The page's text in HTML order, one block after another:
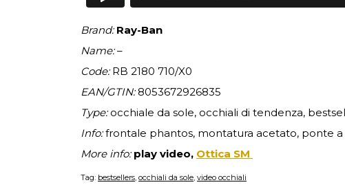
Brand:Ray-Ban
Name:–
Code:RB 2180 710/X0
EAN/GTIN:8053672926835
Type:occhiale da sole, occhiali di tendenza,
Info:frontale phantos, montatura acetato, ponte a
More info:play video, Ottica SM
Tag: bestsellers occhiali da sole video occhiali